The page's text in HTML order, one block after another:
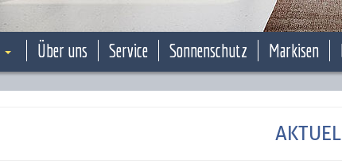
Über uns Service Sonnenschutz Markisen